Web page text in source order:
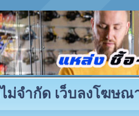
ม่จำกัด เว็บลงโฆษณ